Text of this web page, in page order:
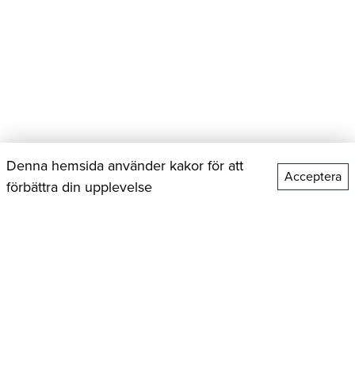
Denna hemsida använder kakor för att
förbättra din upplevelse
Acceptera